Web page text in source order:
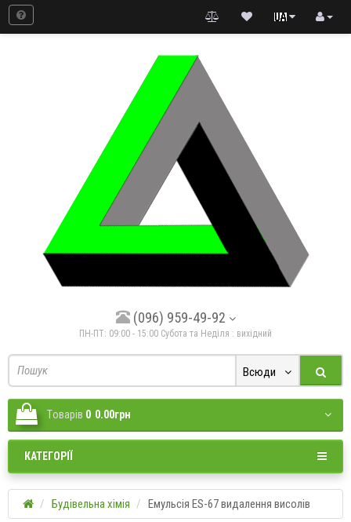
(096) 959-49-92
ПН-ПТ: 09:00 - 15:00 Субота та Неділя : вихідний
Всюди
Tоварів 0 0.00грн
КАТЕГОРІЇ
Будівельна хімія Емульсія ES-67 видалення висолів